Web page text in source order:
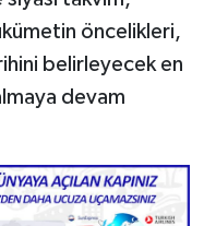
öncelikleri,
belirleyecek en
devam